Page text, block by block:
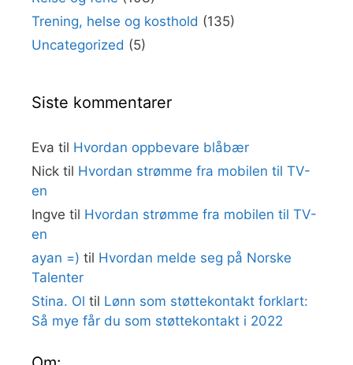
Trening, helse og kosthold (135)
Uncategorized (5)
Siste kommentarer
Eva til Hvordan oppbevare blåbær
Nick til Hvordan strømme fra mobilen til TV-
en
Ingve til Hvordan strømme fra mobilen til TV-
en
ayan =) til Hvordan melde seg på Norske
Talenter
Stina. Ol til Lønn som støttekontakt forklart:
Så mye får du som støttekontakt i 2022